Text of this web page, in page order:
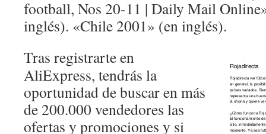
football, Nos 20-11 | Daily Mail
inglés). «Chile 2001» (en inglés).
Tras registrarte en
AliExpress, tendrás la
oportunidad de buscar en más
de 200.000 vendedores las
ofertas y promociones y si